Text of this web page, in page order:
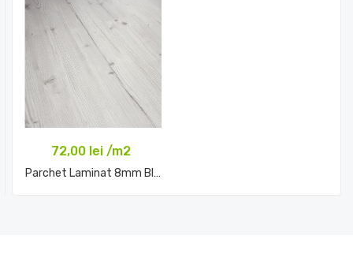
72,00 lei /m2
Parchet Laminat 8mm BISCAYA...